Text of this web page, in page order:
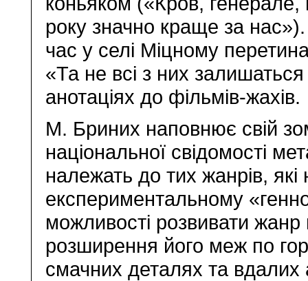
року значно краще за
час у селі Міцному
«Та не всі з них
анотаціях до фільмів-жахів.
М. Бриних наповнює свій
національної свідомості
належать до тих жанрів, які
експериментальному
можливості розвивати
розширення його меж по
смачних деталях та вдалих